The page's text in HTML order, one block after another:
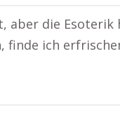
aber die
finde ich